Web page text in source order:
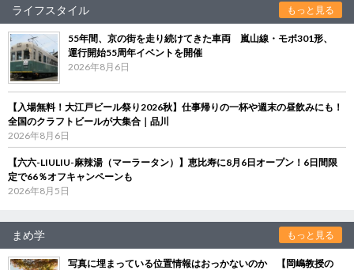
ライフスタイル もっと見る
55年間、京の街を走り続けてきた車両 嵐山線・モボ301形、
運行開始55周年イベントを開催
2026年8月6日
【入場無料！大江戸ビール祭り2026秋】仕事帰りの一杯や週末の昼飲みにも！
全国のクラフトビールが大集合｜品川
2026年8月6日
【六六-LIULIU-麻辣湯（マーラータン）】恵比寿に8月6日オープン！6日間限
定で66％オフキャンペーンも
2026年8月5日
まめ学 もっと見る
写真に埋まっている位置情報はおっかないのか 【岡嶋教授の